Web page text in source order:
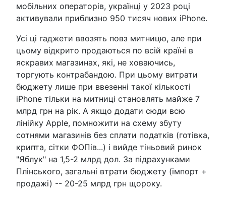
мобільних операторів, українці у 2023 році
активували приблизно 950 тисяч нових iPhone.
Усі ці гаджети ввозять повз митницю, але при
цьому відкрито продаються по всій країні в
яскравих магазинах, які, не ховаючись,
торгують контрабандою. При цьому витрати
бюджету лише при ввезенні такої кількості
iPhone тільки на митниці становлять майже 7
млрд грн на рік. А якщо додати сюди всю
лінійку Apple, помножити на схему збуту
сотнями магазинів без сплати податків (готівка,
крипта, сітки ФОПів...) і вийде тіньовий ринок
"Яблук" на 1,5-2 млрд дол. За підрахунками
Плінського, загальні втрати бюджету (імпорт +
продажі) -- 20-25 млрд грн щороку.